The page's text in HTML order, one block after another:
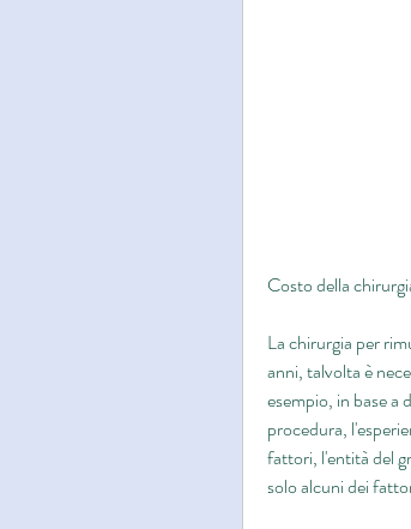
Costo della
La chirurgia per
anni, talvolta è
esempio, in base a
procedura,
fattori, l'entità del
solo alcuni dei